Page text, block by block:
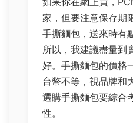
家，但要注意保存期
手撕麵包，送來時有
所以，我建議盡量到
好。手撕麵包的價格
台幣不等，視品牌和
選購手撕麵包要綜合
性。